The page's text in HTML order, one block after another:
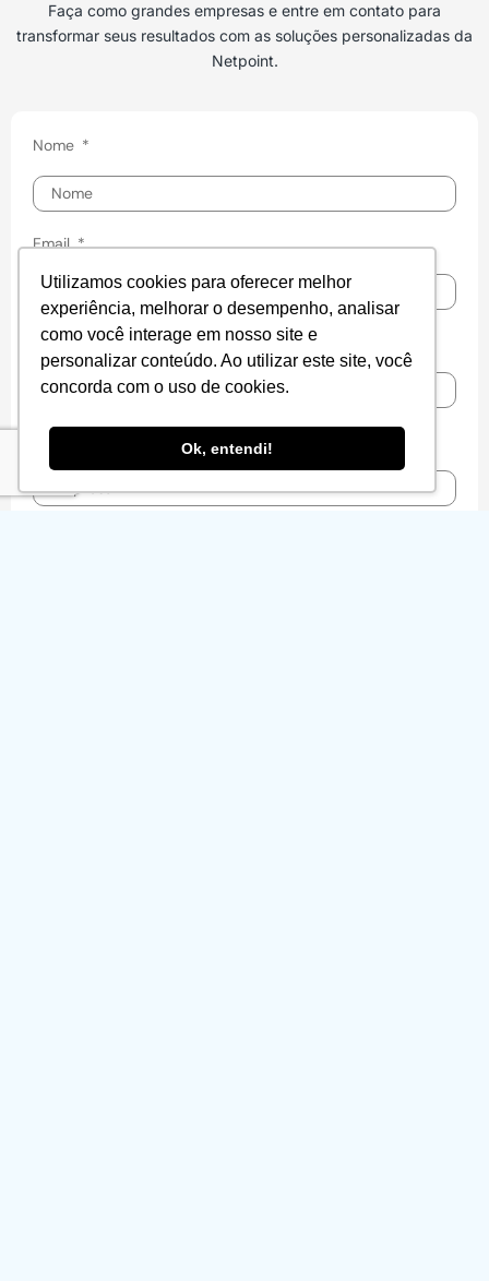
Utilizamos cookies para oferecer melhor
experiência, melhorar o desempenho, analisar
como você interage em nosso site e
personalizar conteúdo. Ao utilizar este site, você
concorda com o uso de cookies.
Ok, entendi!
Faça como grandes empresas e entre em contato para
transformar seus resultados com as soluções personalizadas da
Netpoint.
Nome
Email
Celular